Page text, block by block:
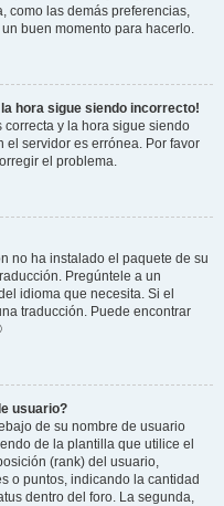
como las demás preferencias,
buen momento para hacerlo.
hora sigue siendo incorrecto!
y la hora sigue siendo
el servidor es errónea. Por favor
el problema.
no ha instalado el paquete de su
Pregúntele a un
idioma que necesita. Si el
traducción. Puede encontrar
usuario?
de su nombre de usuario
de la plantilla que utilice el
(rank) del usuario,
o puntos, indicando la cantidad
dentro del foro. La segunda,